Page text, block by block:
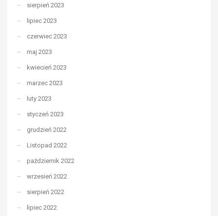
sierpień 2023
lipiec 2023
czerwiec 2023
maj 2023
kwiecień 2023
marzec 2023
luty 2023
styczeń 2023
grudzień 2022
Listopad 2022
październik 2022
wrzesień 2022
sierpień 2022
lipiec 2022